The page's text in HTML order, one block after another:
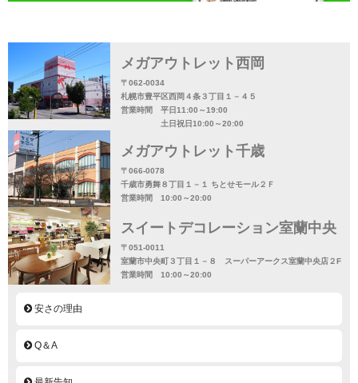
メガアウトレット西岡
〒062-0034
札幌市豊平区西岡４条３丁目１－４５
営業時間 平日11:00～19:00
土日祝日10:00～20:00
メガアウトレット千歳
〒066-0078
千歳市勇舞８丁目１－１ ちとせモール２Ｆ
営業時間 10:00～20:00
スイートデコレーション室蘭中央
〒051-0011
室蘭市中央町３丁目１－８ スーパーアークス室蘭中央店２F
営業時間 10:00～20:00
安さの理由
Q＆A